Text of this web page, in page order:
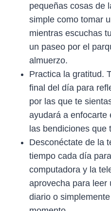
pequeñas cosas de
simple como tomar
mientras escuchas
un paseo por el
almuerzo.
Practica la gratitud.
final del día para
por las que te
ayudará a enfocarte
las bendiciones que
Desconéctate de la
tiempo cada día
computadora y la
aprovecha para leer
diario o